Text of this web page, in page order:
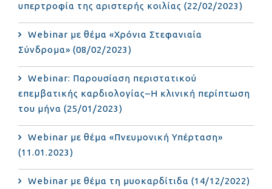
υπερτροφία της αριστερής κοιλίας (22/02/2023)
Webinar με θέμα «Χρόνια Στεφανιαία
Σύνδρομα» (08/02/2023)
Webinar: Παρουσίαση περιστατικού
επεμβατικής καρδιολογίας–Η κλινική περίπτωση
του μήνα (25/01/2023)
Webinar με θέμα «Πνευμονική Υπέρταση»
(11.01.2023)
Webinar με θέμα τη μυοκαρδίτιδα (14/12/2022)